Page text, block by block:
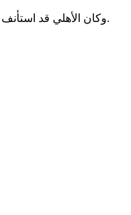
وكان الأهلي قد استأنف تدريباته اليوم بعد الراحة التي حصل عليها أمس، ضمن تحضيراته لمواجهة المصري في الجولة الختامية لبطولة الدوري الممتاز.